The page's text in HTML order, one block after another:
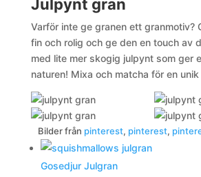
Julpynt gran
Varför inte ge granen ett granmotiv?
fin och rolig och ge den en touch av
med lite mer skogig julpynt som ger
naturen! Mixa och matcha för en unik
Bilder från pinterest, pinterest,
Gosedjur Julgran